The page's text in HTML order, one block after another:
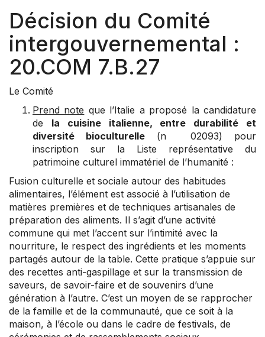
Décision du Comité
intergouvernemental :
20.COM 7.B.27
Le Comité
Prend note que l’Italie a proposé la candidature
de la cuisine italienne, entre durabilité et
diversité bioculturelle (n 02093) pour
inscription sur la Liste représentative du
patrimoine culturel immatériel de l’humanité :
Fusion culturelle et sociale autour des habitudes
alimentaires, l’élément est associé à l’utilisation de
matières premières et de techniques artisanales de
préparation des aliments. Il s’agit d’une activité
commune qui met l’accent sur l’intimité avec la
nourriture, le respect des ingrédients et les moments
partagés autour de la table. Cette pratique s’appuie sur
des recettes anti-gaspillage et sur la transmission de
saveurs, de savoir-faire et de souvenirs d’une
génération à l’autre. C’est un moyen de se rapprocher
de la famille et de la communauté, que ce soit à la
maison, à l’école ou dans le cadre de festivals, de